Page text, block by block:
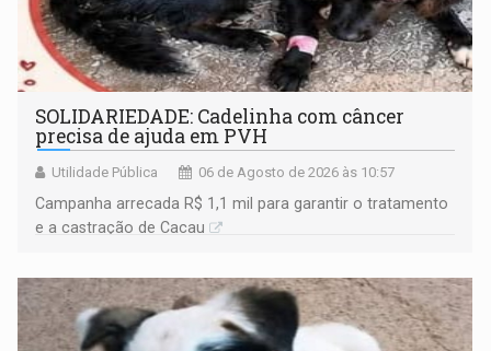
SOLIDARIEDADE: Cadelinha com câncer
precisa de ajuda em PVH
Utilidade Pública 06 de Agosto de 2026 às 10:57
Campanha arrecada R$ 1,1 mil para garantir o tratamento
e a castração de Cacau